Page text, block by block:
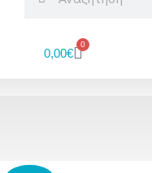
0,00€
0
Cart